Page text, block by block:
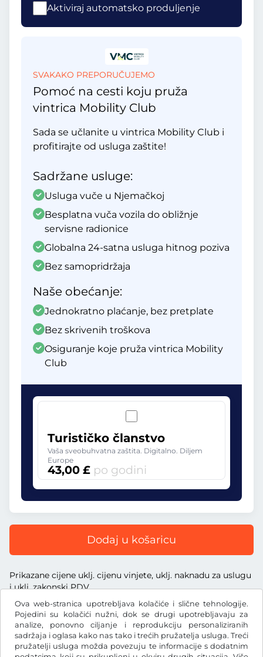
Ova web-stranica upotrebljava kolačiće i slične tehnologije.
Pojedini su kolačići nužni, dok se drugi upotrebljavaju za
analize, ponovno ciljanje i reprodukciju personaliziranih
sadržaja i oglasa kako nas tako i trećih pružatelja usluga. Treći
pružatelji usluga možda povezuju te informacije s dodatnim
Aktiviraj automatsko produljenje
SVAKAKO PREPORUČUJEMO
Pomoć na cesti koju pruža
vintrica Mobility Club
Sada se učlanite u vintrica Mobility Club i
profitirajte od usluga zaštite!
Sadržane usluge:
Usluga vuče u Njemačkoj
Besplatna vuča vozila do obližnje
servisne radionice
Globalna 24-satna usluga hitnog poziva
Bez samopridržaja
Naše obećanje:
Jednokratno plaćanje, bez pretplate
Bez skrivenih troškova
Osiguranje koje pruža vintrica Mobility
Club
Turističko članstvo
Vaša sveobuhvatna zaštita. Digitalno. Diljem
Europe
43,00 £ po godini
Dodaj u košaricu
Prikazane cijene uklj. cijenu vinjete, uklj. naknadu za uslugu
i uklj. zakonski PDV
£GBP